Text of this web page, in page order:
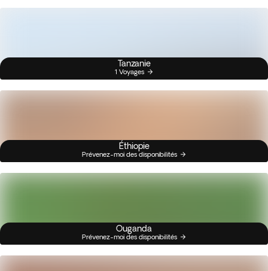
Tanzanie
1 Voyages
Éthiopie
Prévenez-moi des disponibilités
Ouganda
Prévenez-moi des disponibilités